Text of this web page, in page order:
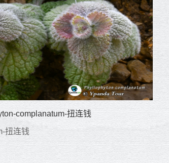
complanatum-扭连钱
扭连钱